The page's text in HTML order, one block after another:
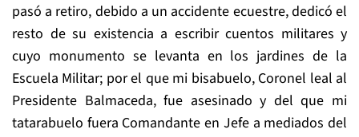
pasó a retiro, debido a un accidente ecuestre, dedicó el
resto de su existencia a escribir cuentos militares y
cuyo monumento se levanta en los jardines de la
Escuela Militar; por el que mi bisabuelo, Coronel leal al
Presidente Balmaceda, fue asesinado y del que mi
tatarabuelo fuera Comandante en Jefe a mediados del